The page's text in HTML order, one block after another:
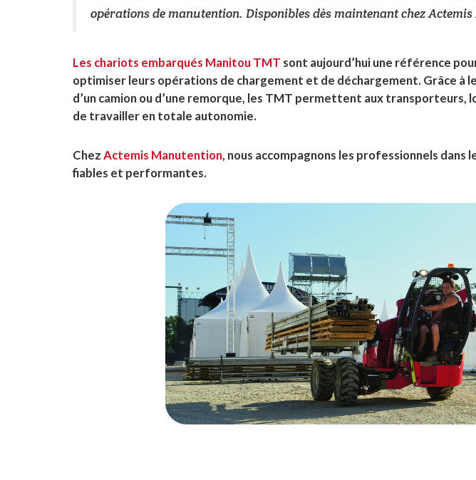
opérations de manutention. Disponibles dès maintenant chez
Les chariots embarqués Manitou TMT sont aujourd’hui une référence
optimiser leurs opérations de chargement et de déchargement. Grâce à
d’un camion ou d’une remorque, les TMT permettent aux transporteurs,
de travailler en totale autonomie.
ChezActemis Manutention, nous accompagnons les professionnels dans
fiables et performantes.